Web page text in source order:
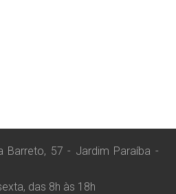
Barreto, 57 - Jardim Paraíba -
das 8h às 18h